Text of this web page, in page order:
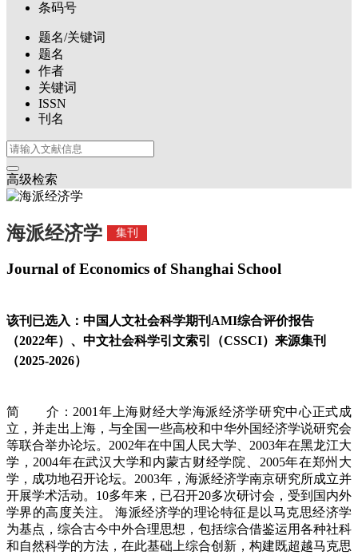
条码号
题名/关键词
题名
作者
关键词
ISSN
刊名
高级检索
海派经济学 集刊
Journal of Economics of Shanghai School
该刊已选入：中国人文社会科学期刊AMI综合评价报告
（2022年）、中文社会科学引文索引（CSSCI）来源集刊
（2025-2026）
简 介：2001年上海财经大学海派经济学研究中心正式成
立，并走出上海，与全国一些高校和中华外国经济学说研究会
等联合举办论坛。2002年在中国人民大学、2003年在黑龙江大
学，2004年在武汉大学和内蒙古财经学院、2005年在郑州大
学，成功地召开论坛。2003年，海派经济学南京研究所成立并
开展学术活动。10多年来，已召开20多次研讨会，受到国内外
学界的高度关注。 海派经济学的理论特征是以马克思经济学
为基点，综合古今中外合理思想，包括综合借鉴运用各种社科
和自然科学的方法，在此基础上综合创新，构建既超越马克思